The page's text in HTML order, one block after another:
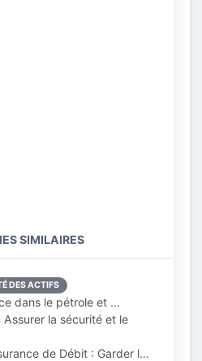
SIMILAIRES
DES ACTIFS
dans le pétrole et …
Assurer la sécurité et le
de Débit : Garder l…